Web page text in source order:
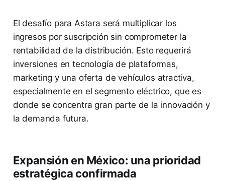
El desafío para Astara será multiplicar los
ingresos por suscripción sin comprometer la
rentabilidad de la distribución. Esto requerirá
inversiones en tecnología de plataformas,
marketing y una oferta de vehículos atractiva,
especialmente en el segmento eléctrico, que es
donde se concentra gran parte de la innovación y
la demanda futura.
Expansión en México: una prioridad
estratégica confirmada